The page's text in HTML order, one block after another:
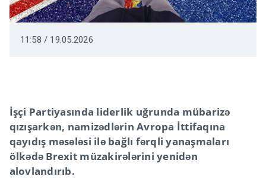
11:58 / 19.05.2026
İşçi Partiyasında liderlik uğrunda mübarizə
qızışarkən, namizədlərin Avropa İttifaqına
qayıdış məsələsi ilə bağlı fərqli yanaşmaları
ölkədə Brexit müzakirələrini yenidən
alovlandırıb.